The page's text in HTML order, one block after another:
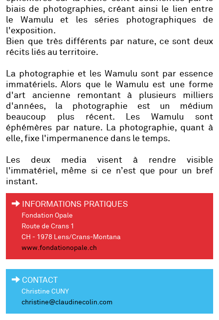
biais de photographies, créant ainsi le lien entre
le Wamulu et les séries photographiques de
l'exposition.
Bien que très différents par nature, ce sont deux
récits liés au territoire.
La photographie et les Wamulu sont par essence
immatériels. Alors que le Wamulu est une forme
d'art ancienne remontant à plusieurs milliers
d'années, la photographie est un médium
beaucoup plus récent. Les Wamulu sont
éphémères par nature. La photographie, quant à
elle, fixe l'impermanence dans le temps.
Les deux media visent à rendre visible
l'immatériel, même si ce n’est que pour un bref
instant.
INFORMATIONS PRATIQUES
Fondation Opale
Route de Crans 1
CH - 1978 Lens/Crans-Montana
www.fondationopale.ch
CONTACT
Christine CUNY
christine@claudinecolin.com